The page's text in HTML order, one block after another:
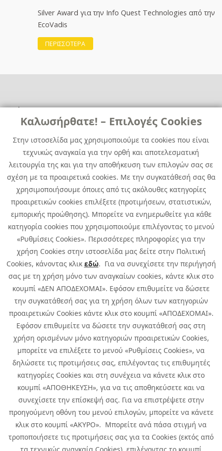
Καλωσήρθατε! – Επιλογές Cookies
Στην ιστοσελίδα μας χρησιμοποιούμε τα cookies που είναι
τεχνικώς αναγκαία για την ορθή και αποτελεσματική
λειτουργία της και για την αποθήκευση των επιλογών σας σε
σχέση με τα προαιρετικά cookies. Με την συγκατάθεσή σας θα
χρησιμοποιήσουμε όποιες από τις ακόλουθες κατηγορίες
προαιρετικών cookies επιλέξετε (προτιμήσεων, στατιστικών,
εμπορικής προώθησης). Μπορείτε να ενημερωθείτε για κάθε
κατηγορία cookies που χρησιμοποιούμε επιλέγοντας το μενού
«Ρυθμίσεις Cookies». Περισσότερες πληροφορίες για την
χρήση Cookies στην ιστοσελίδα μας δείτε στην Πολιτική
Cookies, κάνοντας κλικ εδώ. Για να συνεχίσετε την περιήγησή
σας με τη χρήση μόνο των αναγκαίων cookies, κάντε κλικ στο
κουμπί «ΔΕΝ ΑΠΟΔΕΧΟΜΑΙ». Εφόσον επιθυμείτε να δώσετε
την συγκατάθεσή σας για τη χρήση όλων των κατηγοριών
προαιρετικών Cookies κάντε κλικ στο κουμπί «ΑΠΟΔΕΧΟΜΑΙ».
Εφόσον επιθυμείτε να δώσετε την συγκατάθεσή σας στη
χρήση ορισμένων μόνο κατηγοριών προαιρετικών Cookies,
μπορείτε να επιλέξετε το μενού «Ρυθμίσεις Cookies», να
δηλώσετε τις προτιμήσεις σας, επιλέγοντας τις επιθυμητές
κατηγορίες Cookies και στη συνέχεια να κάνετε κλικ στο
κουμπί «ΑΠΟΘΗΚΕΥΣΗ», για να τις αποθηκεύσετε και να
συνεχίσετε την επίσκεψή σας. Για να επιστρέψετε στην
προηγούμενη οθόνη του μενού επιλογών, μπορείτε να κάνετε
κλικ στο κουμπί «ΑΚΥΡΟ». Μπορείτε ανά πάσα στιγμή να
τροποποιήσετε τις προτιμήσεις σας για τα Cookies (εκτός από
Silver Award για την Info Quest Technologies από την
EcoVadis
ΠΕΡΙΣΣΟΤΕΡΑ
Χρήσιμα
Χρήσιμα
Επικοινωνία
Media Kit
Καριέρα
Όμιλος Quest
Site Map
Copyright © 2026 Infoquest.gr Με επιφύλαξη κάθε νόμιμου δικαιώματος.
Πολιτική Cookies Προτιμήσεις Cookies | Όροι Χρήσης